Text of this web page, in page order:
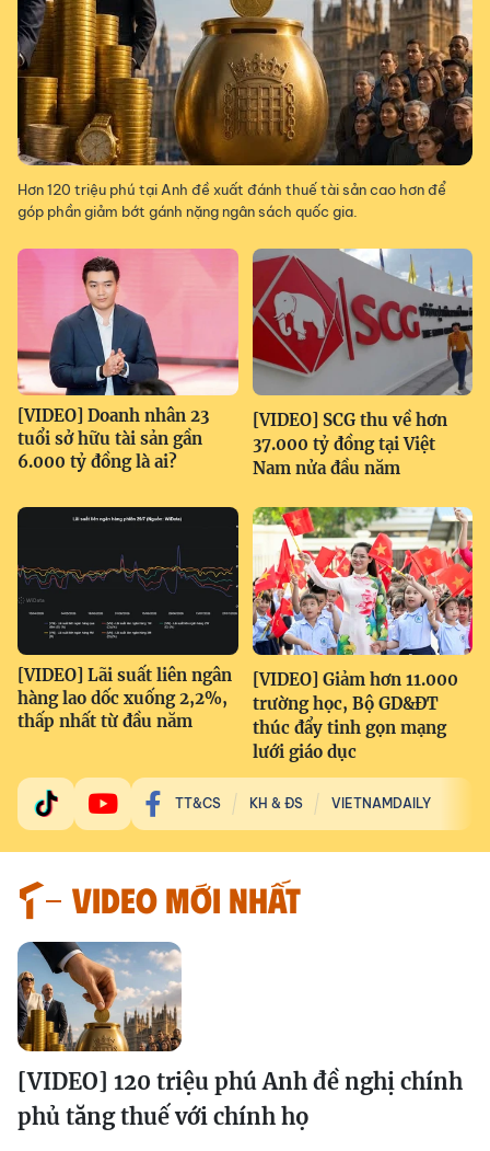
Hơn 120 triệu phú tại Anh đề xuất đánh thuế tài sản cao hơn để
góp phần giảm bớt gánh nặng ngân sách quốc gia.
[VIDEO] Doanh nhân 23
tuổi sở hữu tài sản gần
6.000 tỷ đồng là ai?
[VIDEO] SCG thu về hơn
37.000 tỷ đồng tại Việt
Nam nửa đầu năm
[VIDEO] Lãi suất liên ngân
hàng lao dốc xuống 2,2%,
thấp nhất từ đầu năm
[VIDEO] Giảm hơn 11.000
trường học, Bộ GD&ĐT
thúc đẩy tinh gọn mạng
lưới giáo dục
TT&CS KH & ĐS VIETNAMDAILY
VIDEO MỚI NHẤT
[VIDEO] 120 triệu phú Anh đề nghị chính
phủ tăng thuế với chính họ